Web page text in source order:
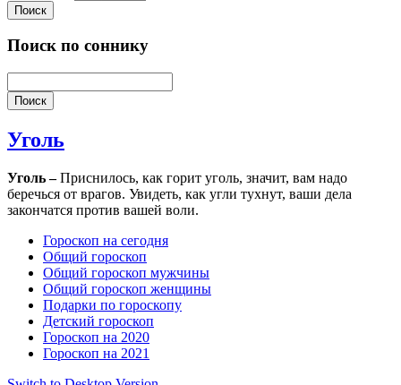
Поиск
Поиск по соннику
Поиск
Уголь
Уголь –Приснилось, как горит уголь, значит, вам надо
беречься от врагов. Увидеть, как угли тухнут, ваши дела
закончатся против вашей воли.
Гороскоп на сегодня
Общий гороскоп
Общий гороскоп мужчины
Общий гороскоп женщины
Подарки по гороскопу
Детский гороскоп
Гороскоп на 2020
Гороскоп на 2021